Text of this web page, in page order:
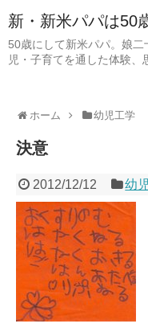
新・新米パパは50
50歳にして新米パパ。娘
児・子育てを通した体験、
ホーム 幼児工学
決意
2012/12/12 幼